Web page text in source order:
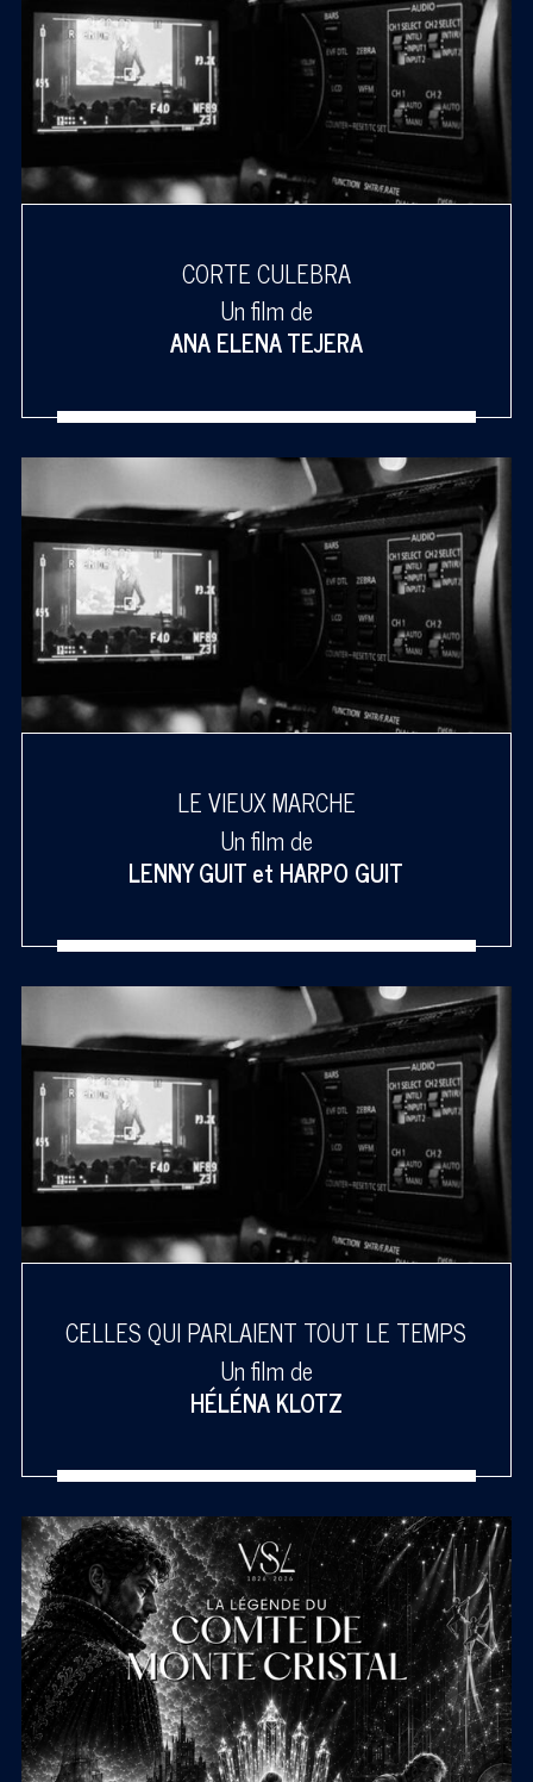
CORTE CULEBRA
Un film de
ANA ELENA TEJERA
LE VIEUX MARCHE
Un film de
LENNY GUITet HARPO GUIT
CELLES QUI PARLAIENT TOUT LE TEMPS
Un film de
HÉLÉNA KLOTZ